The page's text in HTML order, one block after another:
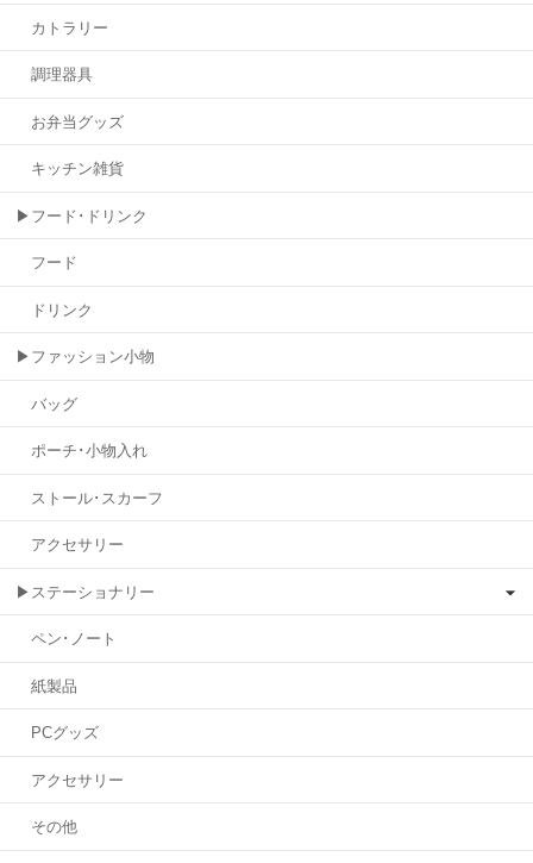
カトラリー
調理器具
お弁当グッズ
キッチン雑貨
▶フード･ドリンク
フード
ドリンク
▶ファッション小物
バッグ
ポーチ･小物入れ
ストール･スカーフ
アクセサリー
▶ステーショナリー
ペン･ノート
紙製品
PCグッズ
アクセサリー
その他